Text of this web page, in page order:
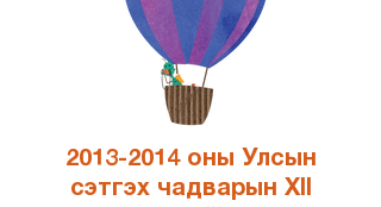
2013-2014оны Улсын
сэтгэх чадварын XII